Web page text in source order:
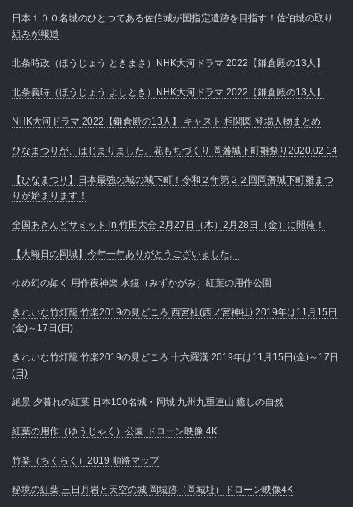
日本１００名城のひとつである佐伯城が国指定遺跡を目指す！佐伯城の取り
組みが報道
北条時政（ほうじょう ときまさ）NHK大河ドラマ 2022【鎌倉殿の13人】
北条義時（ほうじょう よしとき）NHK大河ドラマ 2022【鎌倉殿の13人】
NHK大河ドラマ 2022【鎌倉殿の13人】 キャスト 相関図 登場人物まとめ
ひなまつりが、はじまりました。花もちづくり 岡藩城下町雛祭り2020.02.14
【ひなまつり】日本最強の城の城下町！令和２年第２２回岡藩城下町雛まつ
りが始まります！
全国あきんどサミット in 竹田大会 2月27日（木）2月28日（金）に開催！
【大晦日の岡城】今年一年ありがとうございました。
ゆめ幻の如く 用作夜神楽 水鏡（みずかがみ）紅葉の用作公園
きれいな竹灯籠 竹楽2019の見どころ 西宮社(西ノ宮神社) 2019年は11月15日
(金)～17日(日)
きれいな竹灯籠 竹楽2019の見どころ 十六羅漢 2019年は11月15日(金)～17日
(日)
絶景 夕暮れの紅葉 日本100名城・岡城 九州九重連山 癒しの自然
紅葉の用作（ゆうじゃく）公園 ドローン映像 4K
竹楽（ちくらく）2019 順路マップ
秘境の紅葉 三日月岩と天空の城 岡城跡（岡城址）ドローン映像4K